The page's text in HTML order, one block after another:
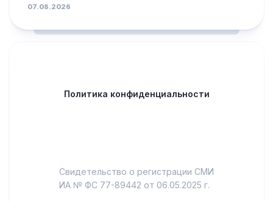
07.08.2026
Политика конфиденциальности
Свидетельство о регистрации СМИ
ИА № ФС 77-89442 от 06.05.2025 г.